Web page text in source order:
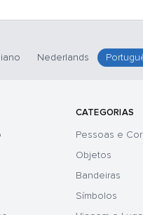
Nederlands
CATEGORIAS
Pessoas e
Objetos
Bandeiras
Símbolos